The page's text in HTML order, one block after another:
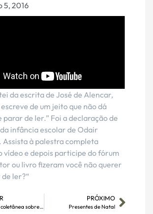
5, 2016
da escrita de José de Alencar,
de um jeito que não dá
parar de ler.” Foi a declaração de
infância escolar de Odair
Assista à palestra completa
vídeo e depois participe do fórum
ou livro fizeram você não querer
ler?“
ASLe lança coletânea sobre encantos da história de Salto
PRÓXIMO
Presentes de Natal